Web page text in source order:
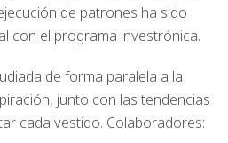
de patrones ha sido
con el programa investrónica.
de forma paralela a la
junto con las tendencias
cada vestido. Colaboradores: